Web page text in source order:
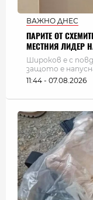
ВАЖНО ДНЕС
ПАРИТЕ ОТ
МЕСТНИЯ ЛИДЕР
Широков е с
защото е
11:44 - 07.08.2026